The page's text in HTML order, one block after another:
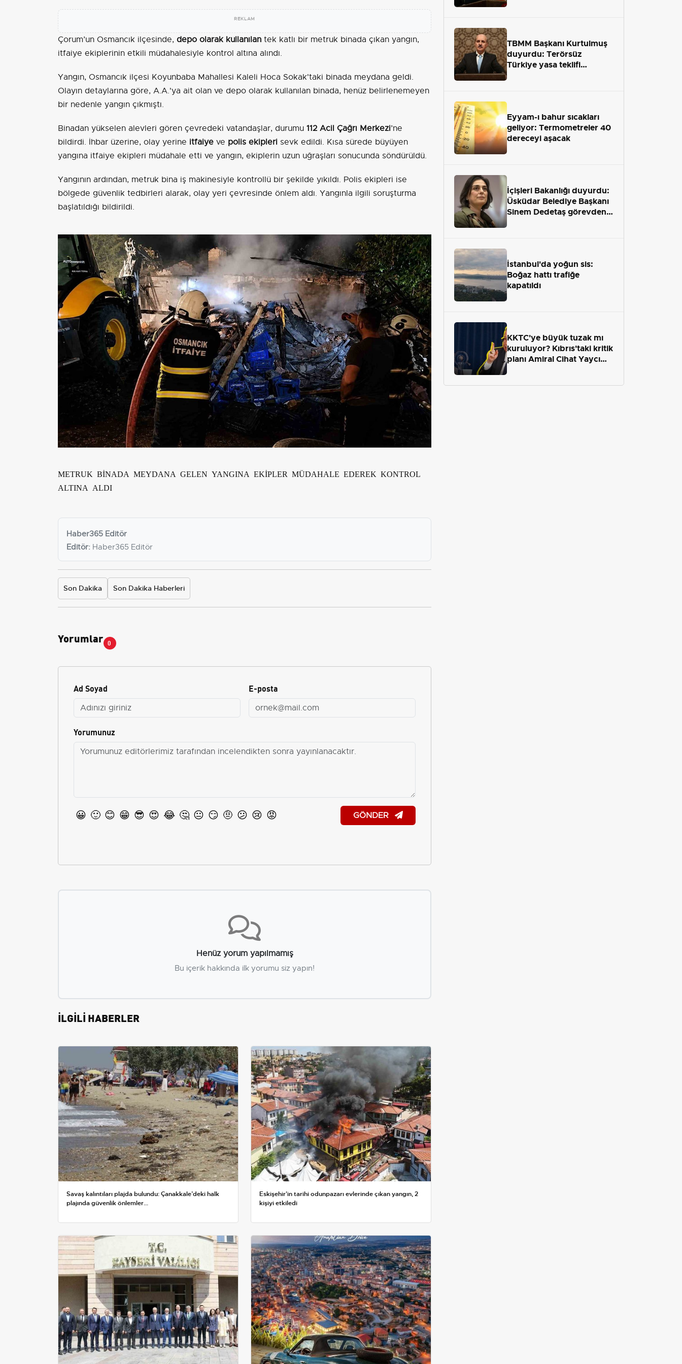
REKLAM
Çorum’un Osmancık ilçesinde, depo olarak kullanılan tek katlı bir metruk binada çıkan yangın,
itfaiye ekiplerinin etkili müdahalesiyle kontrol altına alındı.
Yangın, Osmancık ilçesi Koyunbaba Mahallesi Kaleli Hoca Sokak'taki binada meydana geldi.
Olayın detaylarına göre, A.A.'ya ait olan ve depo olarak kullanılan binada, henüz belirlenemeyen
bir nedenle yangın çıkmıştı.
Binadan yükselen alevleri gören çevredeki vatandaşlar, durumu 112 Acil Çağrı Merkezi’ne
bildirdi. İhbar üzerine, olay yerine itfaiye ve polis ekipleri sevk edildi. Kısa sürede büyüyen
yangına itfaiye ekipleri müdahale etti ve yangın, ekiplerin uzun uğraşları sonucunda söndürüldü.
Yangının ardından, metruk bina iş makinesiyle kontrollü bir şekilde yıkıldı. Polis ekipleri ise
bölgede güvenlik tedbirleri alarak, olay yeri çevresinde önlem aldı. Yangınla ilgili soruşturma
başlatıldığı bildirildi.
METRUK BİNADA MEYDANA GELEN YANGINA EKİPLER MÜDAHALE EDEREK KONTROL
ALTINA ALDI
Haber365 Editör
Editör: Haber365 Editör
Son Dakika Son Dakika Haberleri
Yorumlar 0
Ad Soyad E-posta
Yorumunuz
😀 🙂 😊 😁 😎 😍 😂 🤔 😐 😏 🤨 😕 😢 😡 GÖNDER
Henüz yorum yapılmamış
Bu içerik hakkında ilk yorumu siz yapın!
İLGİLİ HABERLER
Savaş kalıntıları plajda bulundu: Çanakkale’deki halk
plajında güvenlik önlemler...
Eskişehir'in tarihi odunpazarı evlerinde çıkan yangın, 2
kişiyi etkiledi
TBMM Başkanı Kurtulmuş
duyurdu: Terörsüz
Türkiye yasa teklifi
Eyyam-ı bahur sıcakları
geliyor: Termometreler 40
dereceyi aşacak
İçişleri Bakanlığı duyurdu:
Üsküdar Belediye Başkanı
Sinem Dedetaş görevden
İstanbul'da yoğun sis:
Boğaz hattı trafiğe
kapatıldı
KKTC'ye büyük tuzak mı
kuruluyor? Kıbrıs'taki kritik
planı Amiral Cihat Yaycı